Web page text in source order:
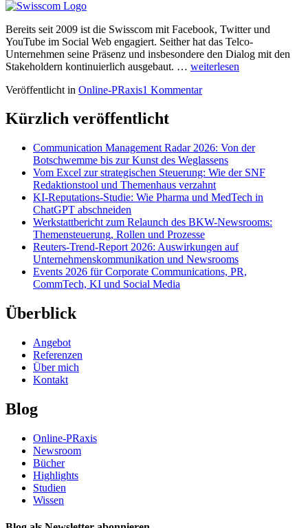
Bereits seit 2009 ist die Swisscom mit Facebook, Twitter und
YouTube im Social Web engagiert. Seither hat das Telco-
Unternehmen seine Präsenz und insbesondere den Dialog mit den
Stakeholdern kontinuierlich ausgebaut. … Swisscom
Gespräch
im
Social
Web.
weiterlesen
Veröffentlicht in Online-PRaxis1 Kommentar
Kürzlich veröffentlicht
Communication Management Radar 2026: Von der
Botschwemme bis zur Kunst des Weglassens
Vom Excel zur strategischen Steuerung: Wie der SNF
Redaktionstool und Themenhaus verzahnt
KI-Reputations-Studie: Wie Pharma und MedTech in
ChatGPT abschneiden
Werkstattbericht zum Relaunch des BKW-Newsrooms:
Themensteuerung, Rollen und Prozesse
Reuters-Trend-Report 2026: Auswirkungen auf
Unternehmenskommunikation und Newsrooms
Events 2026 für Corporate Communications, PR,
CommTech, KI und Social Media
Überblick
Angebot
Referenzen
Über mich
Kontakt
Blog
Online-PRaxis
Newsroom
Bücher
Highlights
Studien
Wissen